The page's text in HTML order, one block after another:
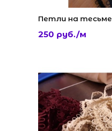
Петли на тесьме
250 руб./м